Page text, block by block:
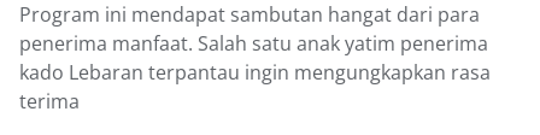
Program ini mendapat sambutan hangat dari para
penerima manfaat. Salah satu anak yatim penerima
kado Lebaran terpantau ingin mengungkapkan rasa
terima